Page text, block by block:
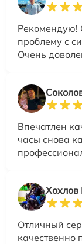
Рекомендую!
проблему с
Очень
Впечатлен
часы снова
Хохлов
Отличный